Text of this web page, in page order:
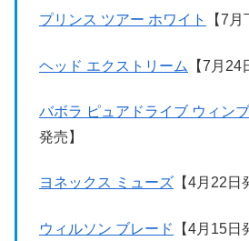
プリンス ツアー ホワイト 【7月
ヘッド エクストリーム 【7月24
バボラ ピュアドライブ ウィン
発売】
ヨネックス ミューズ 【4月22日
ウィルソン ブレード 【4月15日